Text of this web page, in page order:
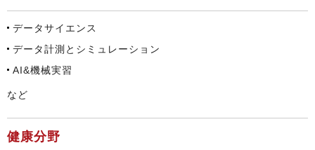
データサイエンス
データ計測とシミュレーション
AI&機械実習
など
健康分野